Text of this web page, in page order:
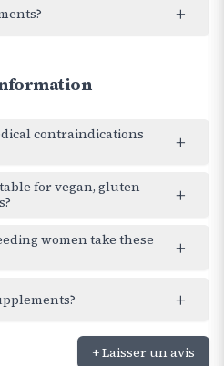
+
contraindications
+
for vegan, gluten-
+
women take these
+
+
+ Laisser un avis